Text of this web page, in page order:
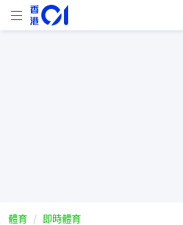
體育 即時體育